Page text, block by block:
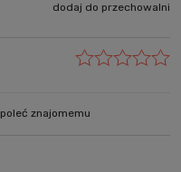
dodaj do przechowalni
poleć znajomemu